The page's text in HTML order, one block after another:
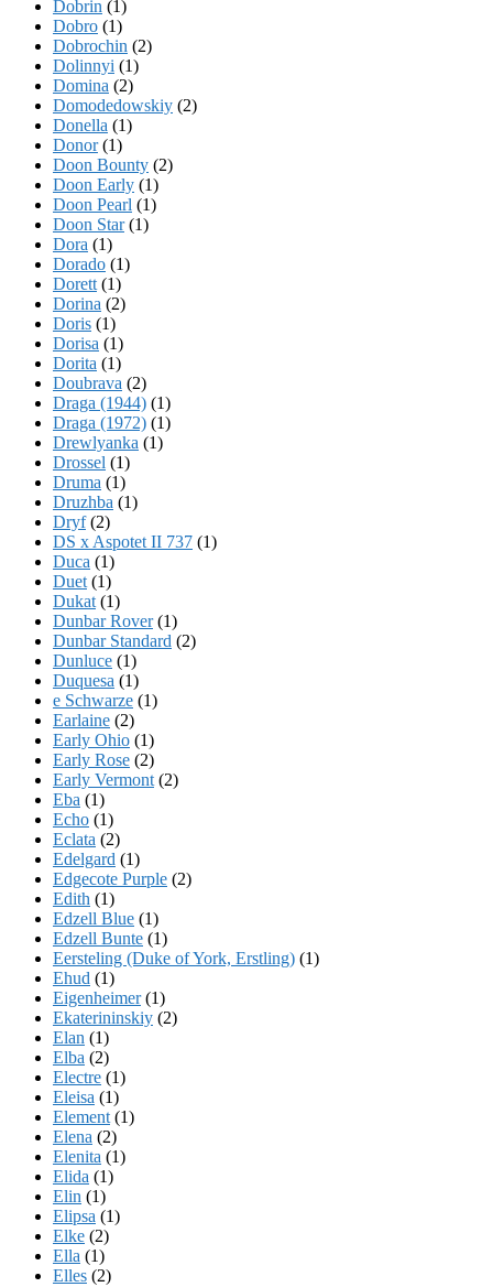
Dobrin (1)
Dobro (1)
Dobrochin (2)
Dolinnyi (1)
Domina (2)
Domodedowskiy (2)
Donella (1)
Donor(1)
Doon Bounty (2)
Doon Early (1)
Doon Pearl (1)
Doon Star(1)
Dora (1)
Dorado (1)
Dorett (1)
Dorina (2)
Doris (1)
Dorisa (1)
Dorita (1)
Doubrava (2)
Draga (1944) (1)
Draga (1972) (1)
Drewlyanka (1)
Drossel (1)
Druma (1)
Druzhba (1)
Dryf(2)
DS x Aspotet II 737 (1)
Duca (1)
Duet (1)
Dukat (1)
Dunbar Rover(1)
Dunbar Standard (2)
Dunluce (1)
Duquesa (1)
e Schwarze (1)
Earlaine (2)
Early Ohio (1)
Early Rose (2)
Early Vermont (2)
Eba (1)
Echo (1)
Eclata (2)
Edelgard (1)
Edgecote Purple (2)
Edith (1)
Edzell Blue (1)
Edzell Bunte (1)
Eersteling (Duke of York, Erstling) (1)
Ehud (1)
Eigenheimer(1)
Ekaterininskiy (2)
Elan (1)
Elba (2)
Electre (1)
Eleisa (1)
Element (1)
Elena (2)
Elenita (1)
Elida (1)
Elin (1)
Elipsa (1)
Elke (2)
Ella (1)
Elles (2)